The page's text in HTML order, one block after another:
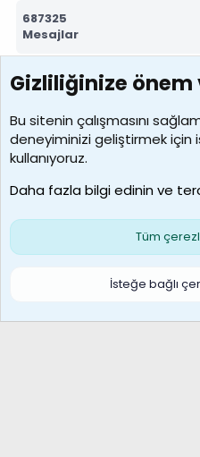
687325
Mesajlar
7390
Kullanıcılar
MosesBrownHayranı
Son üye
Çerezler
Gizliliğinize
Bu sitenin çalışmasını
deneyiminizi geliştirmek için
kullanıyoruz.
Daha fazla bilgi edinin ve
Tüm
İsteğe bağlı